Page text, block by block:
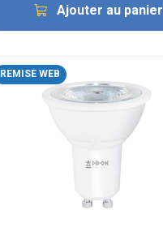
Ajouter au panier
REMISE WEB